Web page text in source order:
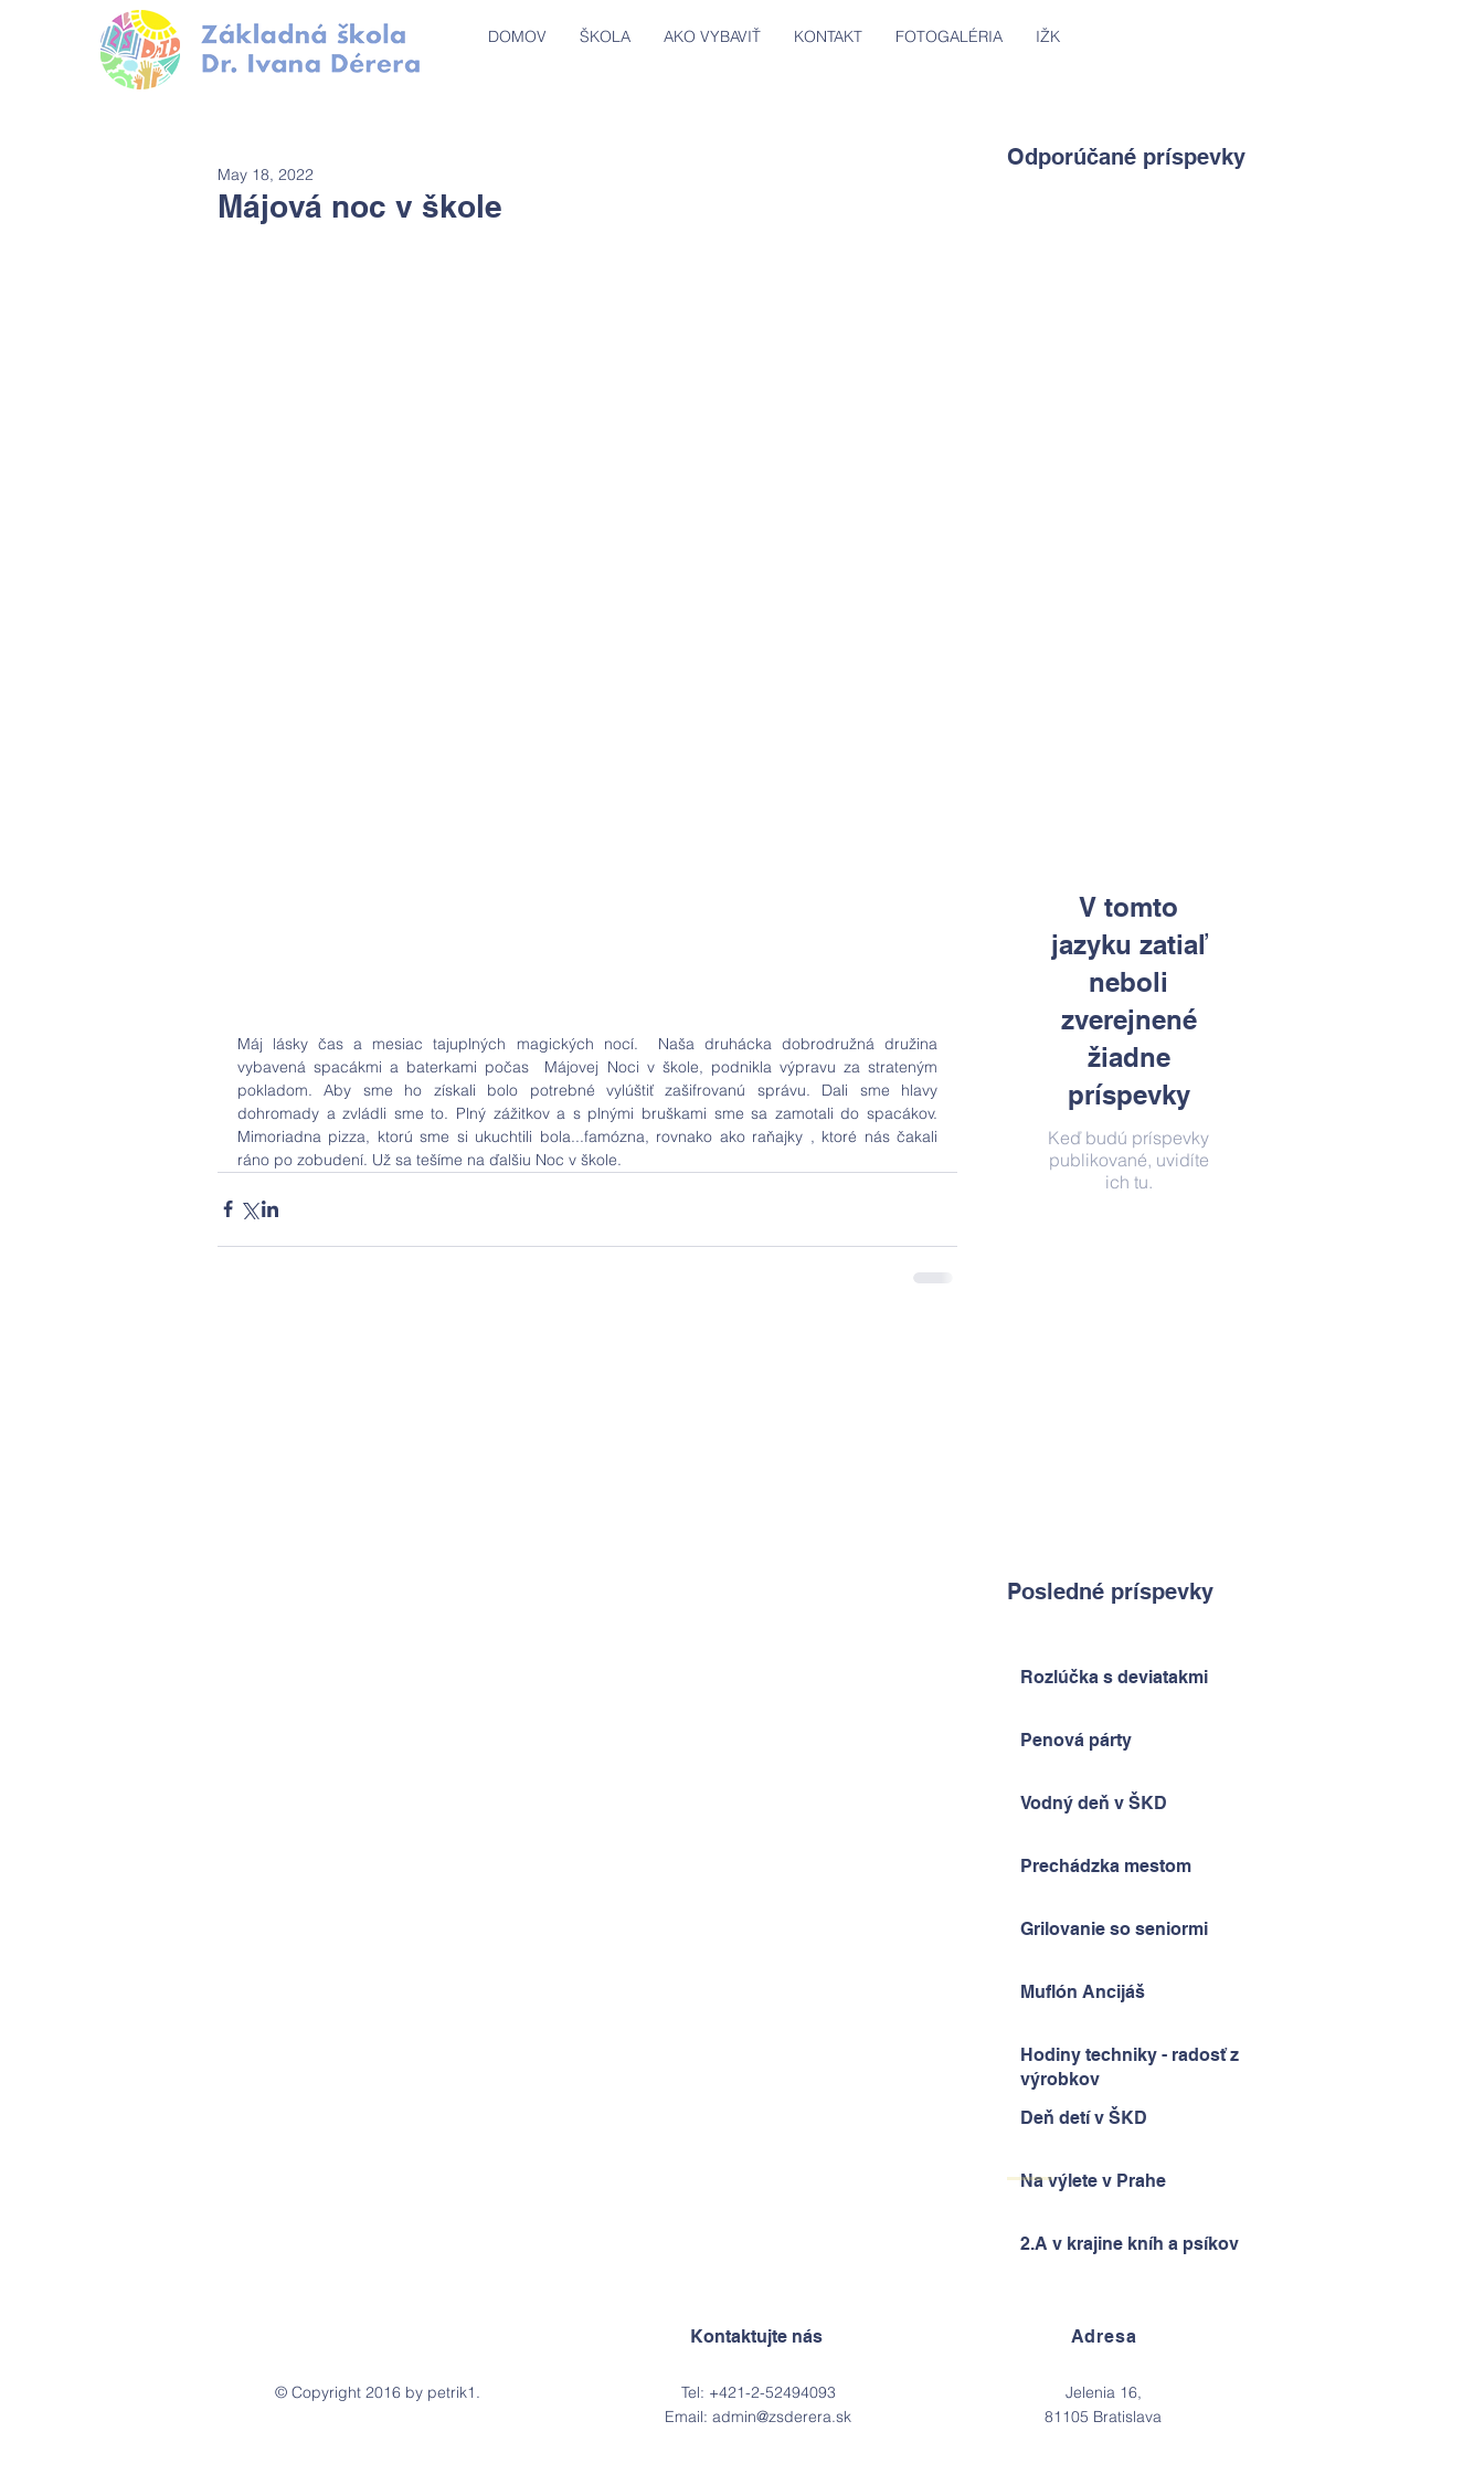
DOMOV ŠKOLA AKO VYBAVIŤ KONTAKT FOTOGALÉRIA IŽK
Odporúčané príspevky
V tomto
jazyku zatiaľ
neboli
zverejnené
žiadne
príspevky
Keď budú príspevky
publikované, uvidíte
ich tu.
Posledné príspevky
Rozlúčka s deviatakmi
Penová párty
Vodný deň v ŠKD
Prechádzka mestom
Grilovanie so seniormi
Muflón Ancijáš
Hodiny techniky - radosť z
výrobkov
Deň detí v ŠKD
Na výlete v Prahe
2.A v krajine kníh a psíkov
Májová noc v škole
May 18, 2022
Máj lásky čas a mesiac tajuplných magických nocí.  Naša druhácka dobrodružná družina
vybavená spacákmi a baterkami počas  Májovej Noci v škole, podnikla výpravu za strateným
pokladom. Aby sme ho získali bolo potrebné vylúštiť zašifrovanú správu. Dali sme hlavy
dohromady a zvládli sme to. Plný zážitkov a s plnými bruškami sme sa zamotali do spacákov.
Mimoriadna pizza, ktorú sme si ukuchtili bola...famózna, rovnako ako raňajky , ktoré nás čakali
ráno po zobudení. Už sa tešíme na ďalšiu Noc v škole.
© Copyright 2016 by petrik1.
Kontaktujte nás
Tel: +421-2-52494093
Email: admin@zsderera.sk
Adresa
Jelenia 16,
81105 Bratislava